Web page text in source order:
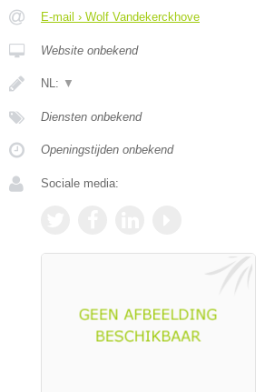
E-mail › Wolf Vandekerckhove
Website onbekend
NL: ▼
Diensten onbekend
Openingstijden onbekend
Sociale media: